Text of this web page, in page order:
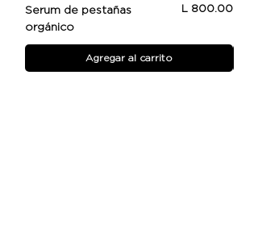
Serum de pestañas
orgánico
Precio
L 800.00
Agregar al carrito